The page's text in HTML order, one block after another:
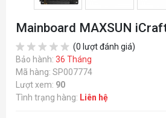
Mainboard MAXSUN
(0 lượt đánh giá)
Bảo hành: 36 Tháng
Mã hàng: SP007774
Lượt xem: 90
Tình trạng hàng: Liên hệ